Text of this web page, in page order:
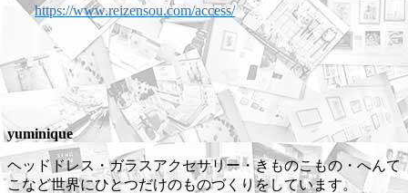
https://www.reizensou.com/access/
yuminique
ヘッドドレス・ガラスアクセサリー・きものこもの・へんて
こなど世界にひとつだけのものづくりをしています。